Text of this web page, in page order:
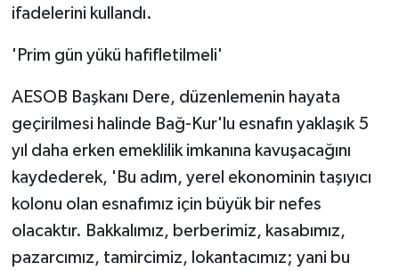
ifadelerini kullandı.
'Prim gün yükü hafifletilmeli'
AESOB Başkanı Dere, düzenlemenin hayata
geçirilmesi halinde Bağ-Kur'lu esnafın yaklaşık 5
yıl daha erken emeklilik imkanına kavuşacağını
kaydederek, 'Bu adım, yerel ekonominin taşıyıcı
kolonu olan esnafımız için büyük bir nefes
olacaktır. Bakkalımız, berberimiz, kasabımız,
pazarcımız, tamircimiz, lokantacımız; yani bu